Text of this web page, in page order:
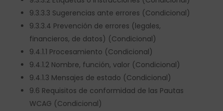
9.3.3.3 Sugerencias ante errores (Condicional)
9.3.3.4 Prevención de errores (legales,
financieros, de datos) (Condicional)
9.4.1.1 Procesamiento (Condicional)
9.4.1.2 Nombre, función, valor (Condicional)
9.4.1.3 Mensajes de estado (Condicional)
9.6 Requisitos de conformidad de las Pautas
WCAG (Condicional)